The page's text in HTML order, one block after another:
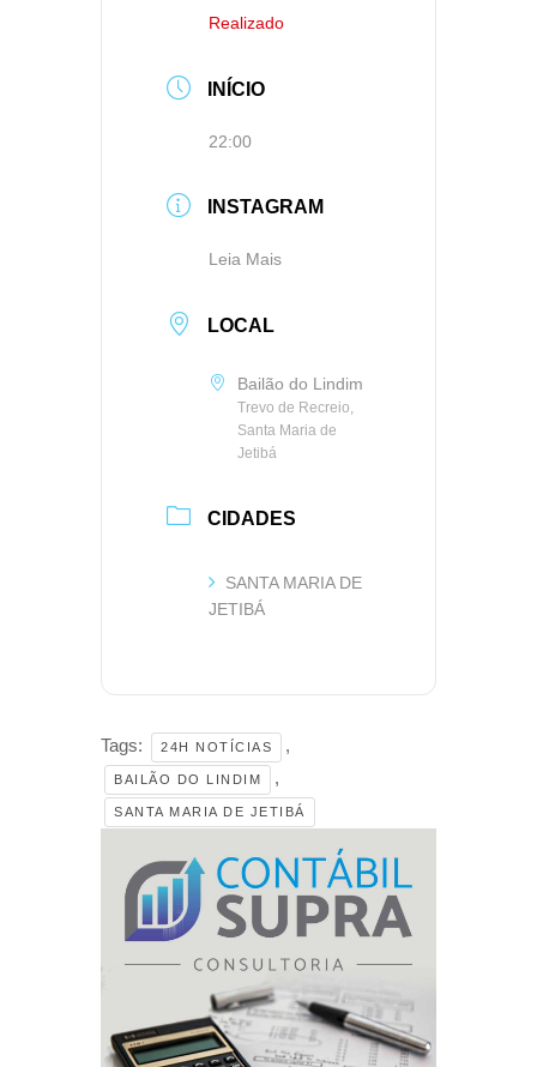
Realizado
INÍCIO
22:00
INSTAGRAM
Leia Mais
LOCAL
Bailão do Lindim
Trevo de Recreio,
Santa Maria de
Jetibá
CIDADES
SANTA MARIA DE
JETIBÁ
Tags: 24H NOTÍCIAS ,
BAILÃO DO LINDIM ,
SANTA MARIA DE JETIBÁ